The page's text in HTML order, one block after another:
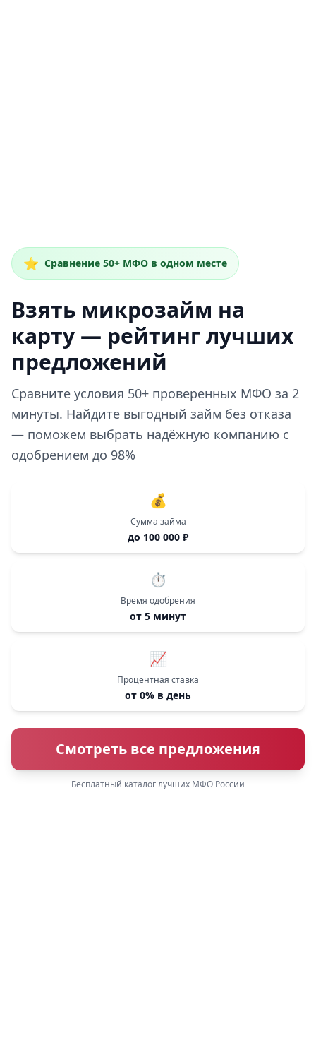
⭐ Сравнение 50+ МФО в одном месте
Взять микрозайм на
карту — рейтинг лучших
предложений
Сравните условия 50+ проверенных МФО за 2
минуты. Найдите выгодный займ без отказа
— поможем выбрать надёжную компанию с
одобрением до 98%
💰
Сумма займа
до 100 000 ₽
⏱️
Время одобрения
от 5 минут
📈
Процентная ставка
от 0% в день
Смотреть все предложения
Бесплатный каталог лучших МФО России